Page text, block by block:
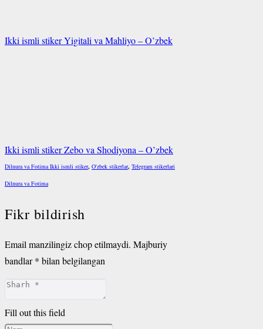
Ikki ismli stiker Yigitali va Mahliyo – O’zbek
Ikki ismli stiker Zebo va Shodiyona – O’zbek
Dilnura va Fotima Ikki ismli stiker, O'zbek stikerlar, Telegram stikerlari
Dilnura va Fotima
Fikr bildirish
Email manzilingiz chop etilmaydi. Majburiy
bandlar* bilan belgilangan
Fill out this field